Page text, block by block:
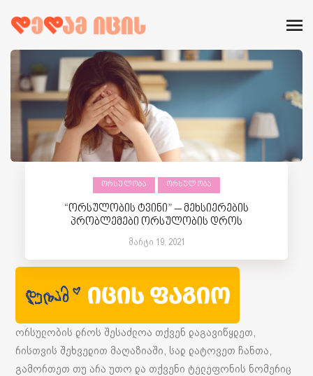
ᲝᲠᲡᲣᲚᲝᲑᲐ ᲝᲠᲡᲣᲚᲝᲑᲐ
“ორსულობის ტვინი” – მეხსიერების
პრობლემები ორსულობის დროს
მარტი 19, 2021
ორსულობის დროს შესაძლოა თქვენ დაგავიწყდეთ,
რისთვის შეხვედით მაღაზიაში, სად დატოვეთ ჩანთა,
გამორთეთ თუ არა უთო და თქვენი ტელეფონის ნომერიც